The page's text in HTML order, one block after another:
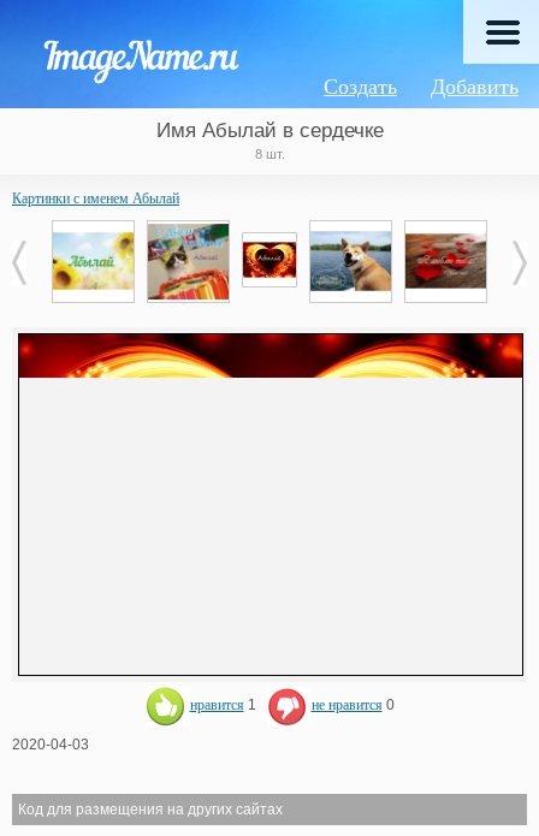
Добавить
Создать
Имя Абылай в сердечке
8 шт.
Картинки с именем Абылай
нравится 1 не нравится 0
2020-04-03
Код для размещения на других сайтах